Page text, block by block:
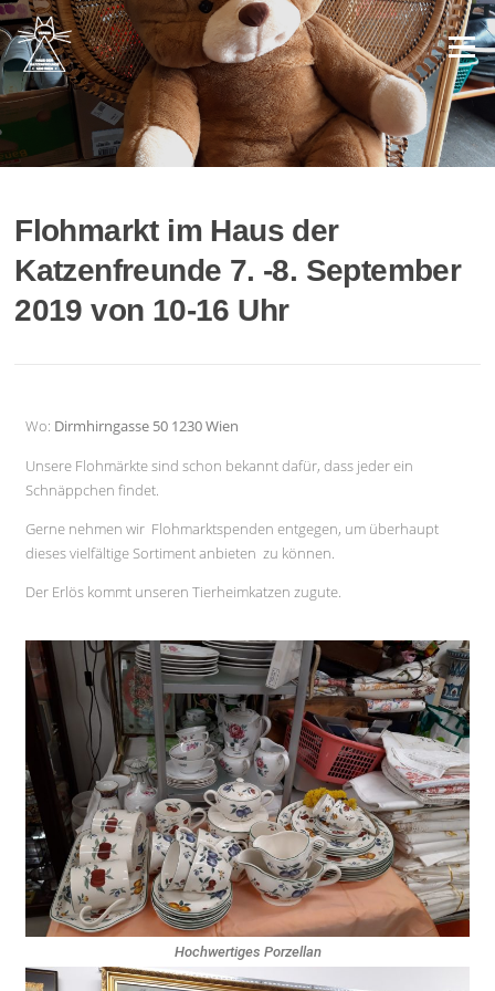
Menü
Flohmarkt im Haus der
Katzenfreunde 7. -8. September
2019 von 10-16 Uhr
Wo: Dirmhirngasse 50 1230 Wien
Unsere Flohmärkte sind schon bekannt dafür, dass jeder ein
Schnäppchen findet.
Gerne nehmen wir Flohmarktspenden entgegen, um überhaupt
dieses vielfältige Sortiment anbieten zu können.
Der Erlös kommt unseren Tierheimkatzen zugute.
Hochwertiges Porzellan